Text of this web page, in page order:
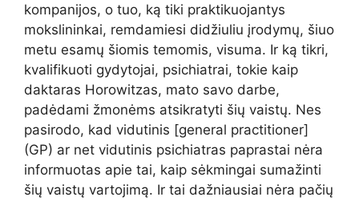
kompanijos, o tuo, ką tiki praktikuojantys
mokslininkai, remdamiesi didžiuliu įrodymų, šiuo
metu esamų šiomis temomis, visuma. Ir ką tikri,
kvalifikuoti gydytojai, psichiatrai, tokie kaip
daktaras Horowitzas, mato savo darbe,
padėdami žmonėms atsikratyti šių vaistų. Nes
pasirodo, kad vidutinis [general practitioner]
(GP) ar net vidutinis psichiatras paprastai nėra
informuotas apie tai, kaip sėkmingai sumažinti
šių vaistų vartojimą. Ir tai dažniausiai nėra pačių